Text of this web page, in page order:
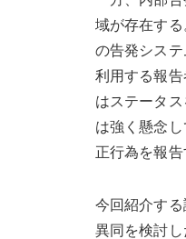
域が存在す
の告発シス
利用する報
はステータ
は強く懸念
正行為を報告
今回紹介す
異同を検討